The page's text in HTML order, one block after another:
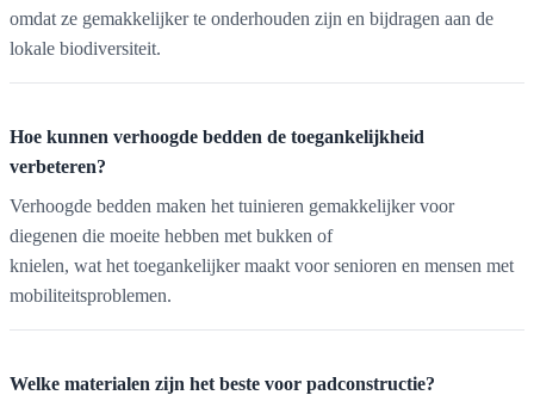
omdat ze gemakkelijker te onderhouden zijn en bijdragen aan de
lokale biodiversiteit.
Hoe kunnen verhoogde bedden de toegankelijkheid
verbeteren?
Verhoogde bedden maken het tuinieren gemakkelijker voor
diegenen die moeite hebben met bukken of
knielen, wat het toegankelijker maakt voor senioren en mensen met
mobiliteitsproblemen.
Welke materialen zijn het beste voor padconstructie?